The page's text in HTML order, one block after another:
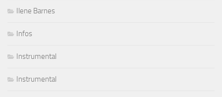
Ilene Barnes
Infos
Instrumental
Instrumental